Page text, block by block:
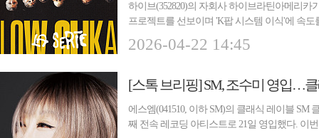
하이브(352820)의 자회사 하이브라틴아메리
프로젝트를 선보이며 'K팝 시스템 이식'에 속
2026-04-22 14:45
[스톡 브리핑] SM, 조수미 영입…
에스엠(041510, 이하 SM)의 클래식 레이블
째 전속 레코딩 아티스트로 21일 영입했다. 이